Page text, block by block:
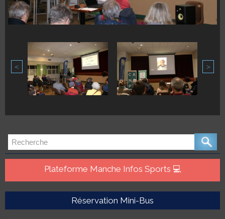
< >
Plateforme Manche Infos Sports 💻
Réservation Mini-Bus